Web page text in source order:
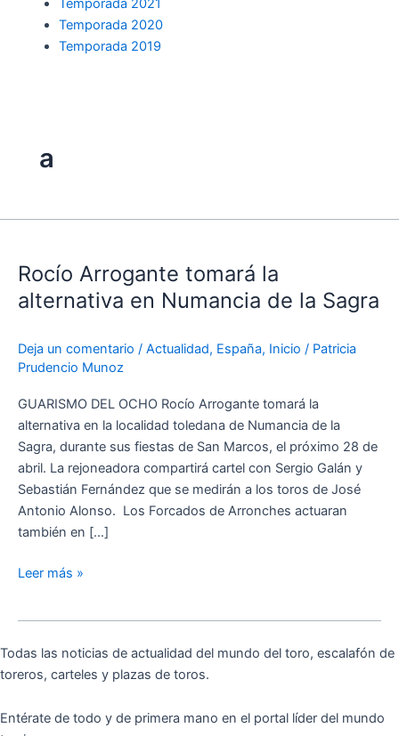
Temporada 2021
Temporada 2020
Temporada 2019
a
Rocío Arrogante tomará la
alternativa en Numancia de la Sagra
Deja un comentario / Actualidad, España, Inicio / Patricia
Prudencio Munoz
GUARISMO DEL OCHO Rocío Arrogante tomará la
alternativa en la localidad toledana de Numancia de la
Sagra, durante sus fiestas de San Marcos, el próximo 28 de
abril. La rejoneadora compartirá cartel con Sergio Galán y
Sebastián Fernández que se medirán a los toros de José
Antonio Alonso. Los Forcados de Arronches actuaran
también en […]
tomará
la
Numancia
la
Sagra
Leer más »
Todas las noticias de actualidad del mundo del toro, escalafón de
toreros, carteles y plazas de toros.
Entérate de todo y de primera mano en el portal líder del mundo